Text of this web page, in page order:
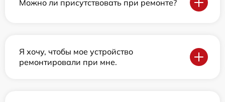
Можно ли присутствовать при ремонте?
Я хочу, чтобы мое устройство
ремонтировали при мне.